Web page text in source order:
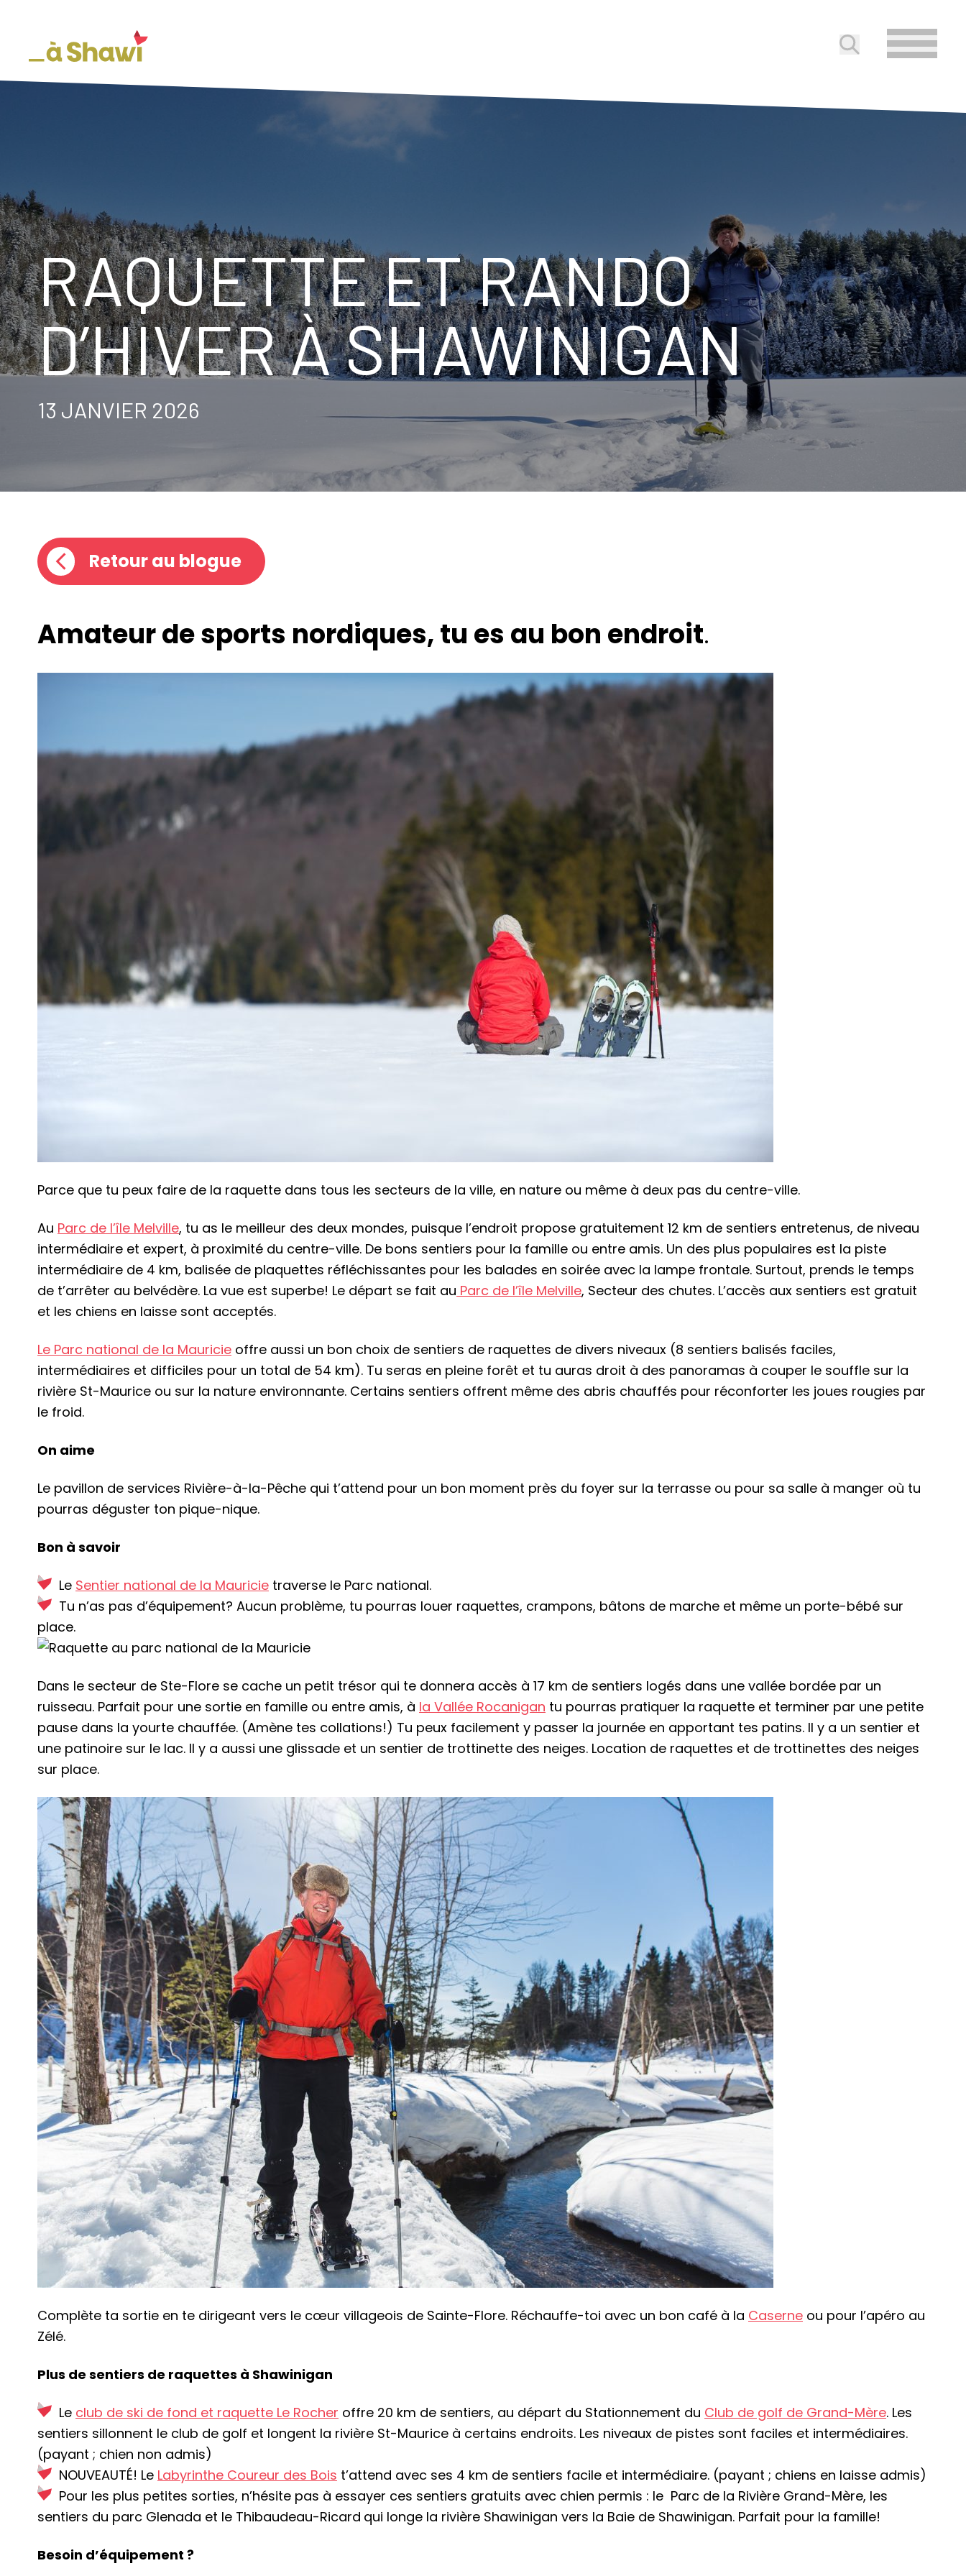
Soumettre la
RAQUETTE ET RANDO
D’HIVER À SHAWINIGAN
13 JANVIER 2026
Retour au blogue
Amateur de sports nordiques, tu es au bon endroit.
Parce que tu peux faire de la raquette dans tous les secteurs de la ville, en nature ou même à deux pas du centre-ville.
Au Parc de l’île Melville, tu as le meilleur des deux mondes, puisque l’endroit propose gratuitement 12 km de sentiers entretenus, de niveau
intermédiaire et expert, à proximité du centre-ville. De bons sentiers pour la famille ou entre amis. Un des plus populaires est la piste
intermédiaire de 4 km, balisée de plaquettes réfléchissantes pour les balades en soirée avec la lampe frontale. Surtout, prends le temps
de t’arrêter au belvédère. La vue est superbe! Le départ se fait au Parc de l’île Melville, Secteur des chutes. L’accès aux sentiers est gratuit
et les chiens en laisse sont acceptés.
Le Parc national de la Mauricie offre aussi un bon choix de sentiers de raquettes de divers niveaux (8 sentiers balisés faciles,
intermédiaires et difficiles pour un total de 54 km). Tu seras en pleine forêt et tu auras droit à des panoramas à couper le souffle sur la
rivière St-Maurice ou sur la nature environnante. Certains sentiers offrent même des abris chauffés pour réconforter les joues rougies par
le froid.
On aime
Le pavillon de services Rivière-à-la-Pêche qui t’attend pour un bon moment près du foyer sur la terrasse ou pour sa salle à manger où tu
pourras déguster ton pique-nique.
Bon à savoir
Le Sentier national de la Mauricie traverse le Parc national.
Tu n’as pas d’équipement? Aucun problème, tu pourras louer raquettes, crampons, bâtons de marche et même un porte-bébé sur
place.
Dans le secteur de Ste-Flore se cache un petit trésor qui te donnera accès à 17 km de sentiers logés dans une vallée bordée par un
ruisseau. Parfait pour une sortie en famille ou entre amis, à la Vallée Rocanigan tu pourras pratiquer la raquette et terminer par une petite
pause dans la yourte chauffée. (Amène tes collations!) Tu peux facilement y passer la journée en apportant tes patins. Il y a un sentier et
une patinoire sur le lac. Il y a aussi une glissade et un sentier de trottinette des neiges. Location de raquettes et de trottinettes des neiges
sur place.
Complète ta sortie en te dirigeant vers le cœur villageois de Sainte-Flore. Réchauffe-toi avec un bon café à la Caserne ou pour l’apéro au
Zélé.
Plus de sentiers de raquettes à Shawinigan
Le club de ski de fond et raquette Le Rocher offre 20 km de sentiers, au départ du Stationnement du Club de golf de Grand-Mère. Les
sentiers sillonnent le club de golf et longent la rivière St-Maurice à certains endroits. Les niveaux de pistes sont faciles et intermédiaires.
(payant ; chien non admis)
NOUVEAUTÉ! Le Labyrinthe Coureur des Bois t’attend avec ses 4 km de sentiers facile et intermédiaire. (payant ; chiens en laisse admis)
Pour les plus petites sorties, n’hésite pas à essayer ces sentiers gratuits avec chien permis : le Parc de la Rivière Grand-Mère, les
sentiers du parc Glenada et le Thibaudeau-Ricard qui longe la rivière Shawinigan vers la Baie de Shawinigan. Parfait pour la famille!
Besoin d’équipement ?